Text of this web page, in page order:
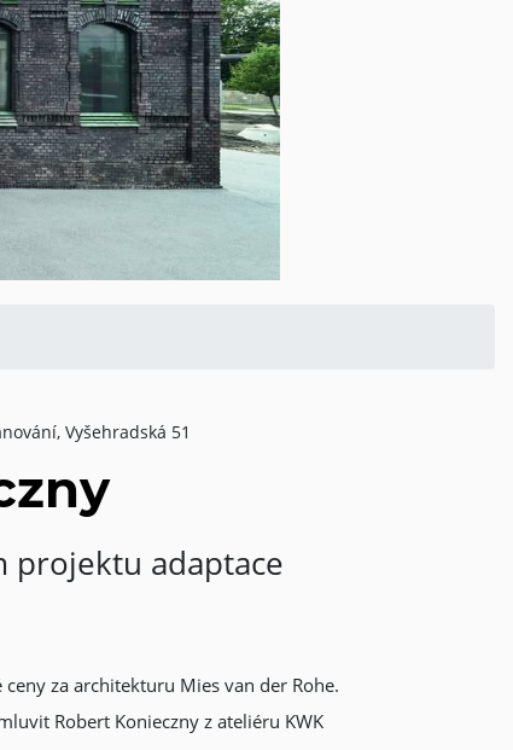
Vyšehradská 51
projektu adaptace
za architekturu Mies van der Rohe.
Robert Konieczny z ateliéru KWK